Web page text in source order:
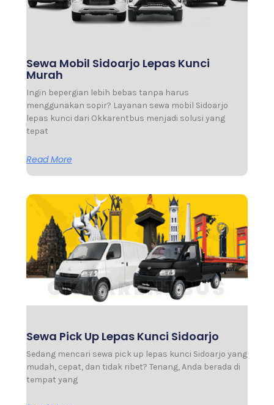
Sewa Mobil Sidoarjo Lepas Kunci
Murah
Ingin bepergian lebih bebas tanpa harus
menggunakan sopir? Layanan sewa mobil Sidoarjo
lepas kunci dari Okkarentbus menjadi solusi yang
tepat
Read More
Sewa Pick Up Lepas Kunci Sidoarjo
Sedang mencari sewa pick up lepas kunci Sidoarjo yang
mudah, cepat, dan tidak ribet? Tenang, Anda berada di
tempat yang